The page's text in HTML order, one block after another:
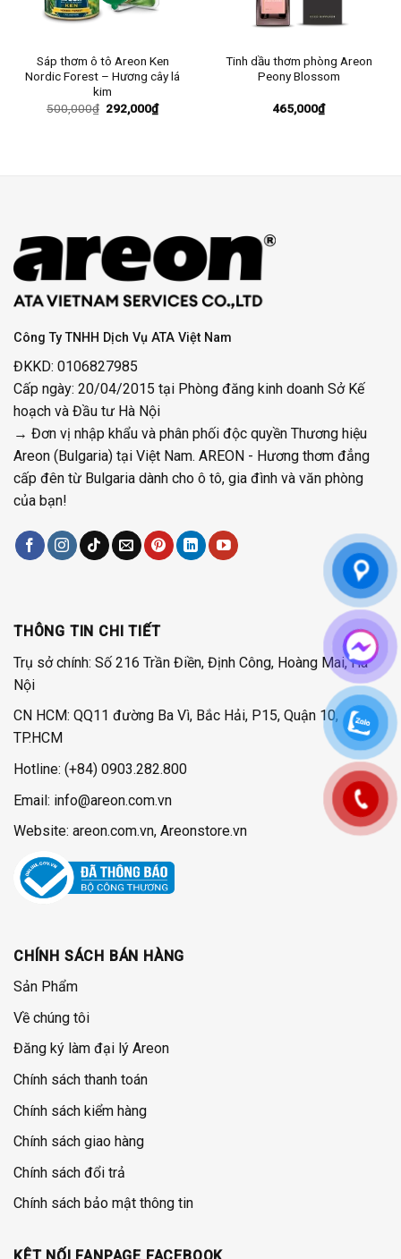
Sáp thơm ô tô Areon Ken
Nordic Forest – Hương cây lá
kim
500,000₫ Giá
292,000₫Giá
hiện
Tinh dầu thơm phòng Areon
Peony Blossom
465,000₫
Công Ty TNHH Dịch Vụ ATA Việt Nam
ĐKKD: 0106827985
Cấp ngày: 20/04/2015 tại Phòng đăng kinh doanh Sở Kế
hoạch và Đầu tư Hà Nội
→ Đơn vị nhập khẩu và phân phối độc quyền Thương hiệu
Areon (Bulgaria) tại Việt Nam. AREON - Hương thơm đẳng
cấp đên từ Bulgaria dành cho ô tô, gia đình và văn phòng
của bạn!
THÔNG TIN CHI TIẾT
Trụ sở chính: Số 216 Trần Điền, Định Công, Hoàng Mai, Hà
Nội
CN HCM: QQ11 đường Ba Vì, Bắc Hải, P15, Quận 10,
TP.HCM
Hotline: (+84) 0903.282.800
Email: info@areon.com.vn
Website: areon.com.vn, Areonstore.vn
CHÍNH SÁCH BÁN HÀNG
Sản Phẩm
Về chúng tôi
Đăng ký làm đại lý Areon
Chính sách thanh toán
Chính sách kiểm hàng
Chính sách giao hàng
Chính sách đổi trả
Chính sách bảo mật thông tin